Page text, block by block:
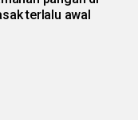
terlalu awal